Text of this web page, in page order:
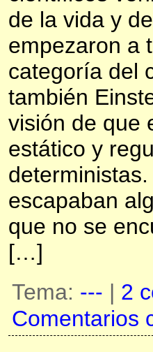
de la vida y
empezaron a
categoría del
también
visión de que
estático y
escapaban
que no se
[…]
Tema: --- | 2
Comentarios